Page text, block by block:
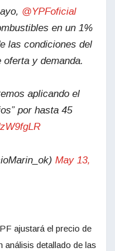
@YPFoficial
en un 1%
las condiciones del
y demanda.
aplicando el
por hasta 45
May 13,
ajustará el precio de
análisis detallado de las